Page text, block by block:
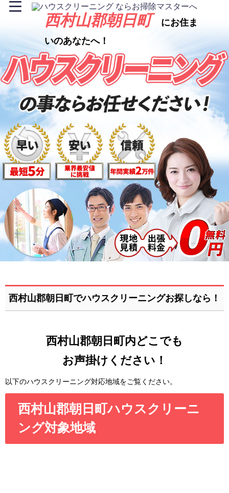
西村山郡朝日町 にお住ま
いのあなたへ！
西村山郡朝日町でハウスクリーニングお探しなら！
西村山郡朝日町内どこでも
お声掛けください！
以下のハウスクリーニング対応地域をご覧ください。
西村山郡朝日町ハウスクリーニ
ング対象地域